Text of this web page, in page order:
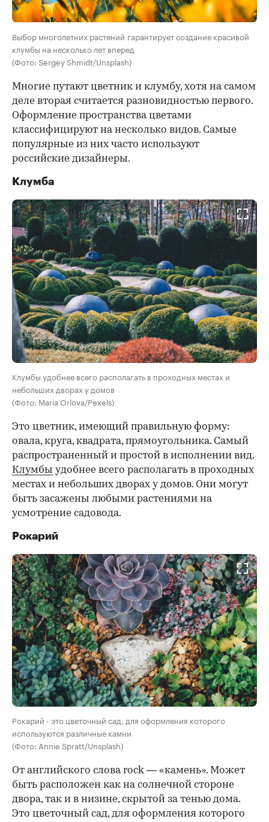
Выбор многолетних растений гарантирует создание красивой
клумбы на несколько лет вперед
(Фото: Sergey Shmidt/Unsplash)
Многие путают цветник и клумбу, хотя на самом
деле вторая считается разновидностью первого.
Оформление пространства цветами
классифицируют на несколько видов. Самые
популярные из них часто используют
российские дизайнеры.
Клумба
Клумбы удобнее всего располагать в проходных местах и
небольших дворах у домов
(Фото: Maria Orlova/Pexels)
Это цветник, имеющий правильную форму:
овала, круга, квадрата, прямоугольника. Самый
распространенный и простой в исполнении вид.
Клумбы удобнее всего располагать в проходных
местах и небольших дворах у домов. Они могут
быть засажены любыми растениями на
усмотрение садовода.
Рокарий
Рокарий - это цветочный сад, для оформления которого
используются различные камни
(Фото: Annie Spratt/Unsplash)
От английского слова rock — «камень». Может
быть расположен как на солнечной стороне
двора, так и в низине, скрытой за тенью дома.
Это цветочный сад, для оформления которого